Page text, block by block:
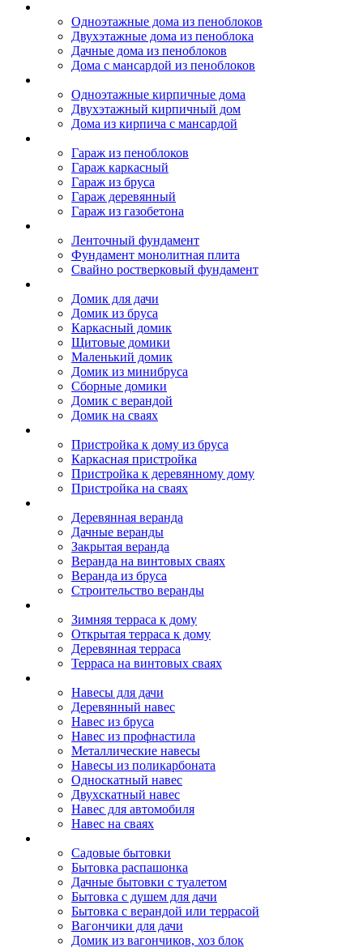
Одноэтажные дома из пеноблоков
Двухэтажные дома из пеноблока
Дачные дома из пеноблоков
Дома с мансардой из пеноблоков
Одноэтажные кирпичные дома
Двухэтажный кирпичный дом
Дома из кирпича с мансардой
Гараж из пеноблоков
Гараж каркасный
Гараж из бруса
Гараж деревянный
Гараж из газобетона
Ленточный фундамент
Фундамент монолитная плита
Свайно ростверковый фундамент
Домик для дачи
Домик из бруса
Каркасный домик
Щитовые домики
Маленький домик
Домик из минибруса
Сборные домики
Домик с верандой
Домик на сваях
Пристройка к дому из бруса
Каркасная пристройка
Пристройка к деревянному дому
Пристройка на сваях
Деревянная веранда
Дачные веранды
Закрытая веранда
Веранда на винтовых сваях
Веранда из бруса
Строительство веранды
Зимняя терраса к дому
Открытая терраса к дому
Деревянная терраса
Терраса на винтовых сваях
Навесы для дачи
Деревянный навес
Навес из бруса
Навес из профнастила
Металлические навесы
Навесы из поликарбоната
Односкатный навес
Двухскатный навес
Навес для автомобиля
Навес на сваях
Садовые бытовки
Бытовка распашонка
Дачные бытовки с туалетом
Бытовка с душем для дачи
Бытовка с верандой или террасой
Вагончики для дачи
Домик из вагончиков, хоз блок